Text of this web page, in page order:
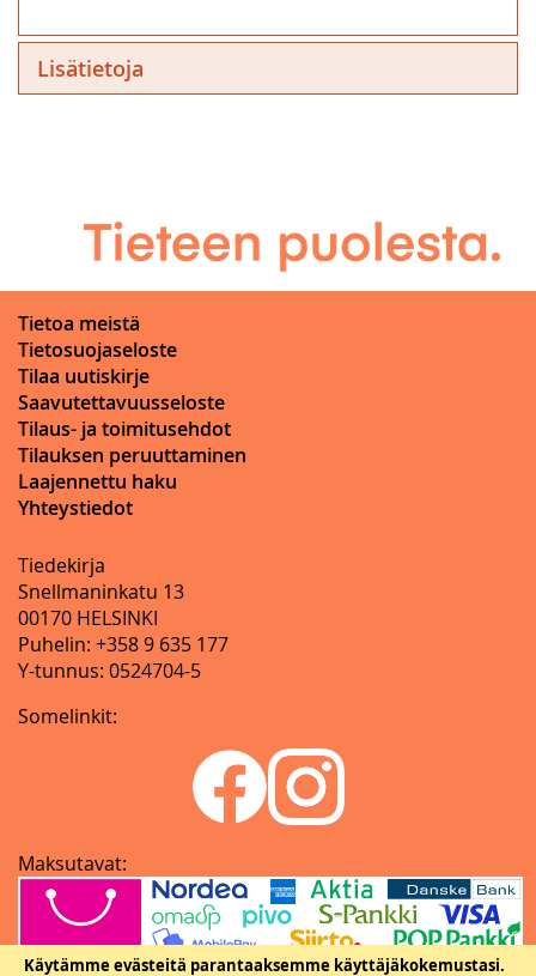
Käytämme evästeitä parantaaksemme käyttäjäkokemustasi.
Lisätietoja
Tietoa meistä
Tietosuojaseloste
Tilaa uutiskirje
Saavutettavuusseloste
Tilaus- ja toimitusehdot
Tilauksen peruuttaminen
Laajennettu haku
Yhteystiedot
Tiedekirja
Snellmaninkatu 13
00170 HELSINKI
Puhelin: +358 9 635 177
Y-tunnus: 0524704-5
Somelinkit:
Maksutavat: